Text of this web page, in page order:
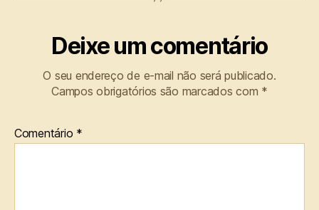
Deixe um comentário
O seu endereço de e-mail não será publicado.
Campos obrigatórios são marcados com *
Comentário *